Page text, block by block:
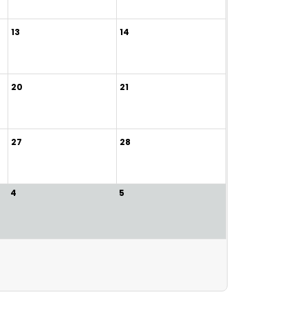
13 14
20 21
27 28
4 5